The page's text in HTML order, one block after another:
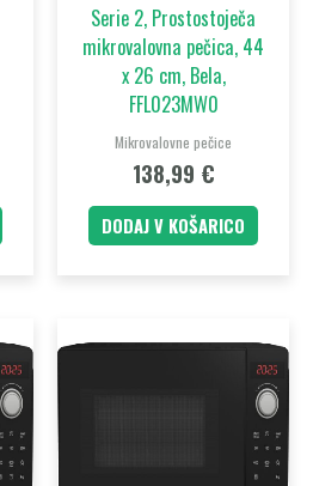
Serie 2, Prostostoječa
mikrovalovna pečica, 44
x 26 cm, Bela,
FFL023MW0
Mikrovalovne pečice
138,99 €
DODAJ V KOŠARICO